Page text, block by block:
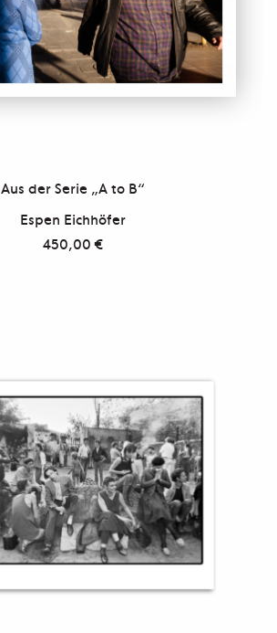
Aus der Serie „A to B“
Espen Eichhöfer
450,00€